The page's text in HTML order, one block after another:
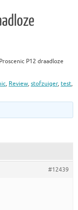
P12 draadloze
, Review, stofzuiger, test,
#12439